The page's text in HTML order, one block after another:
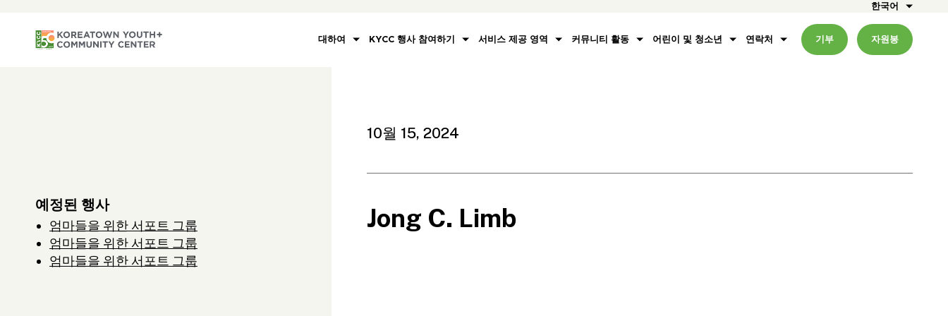
한국어
대하여 KYCC 행사 참여하기 서비스 제공 영역 커뮤니티 활동 어린이 및 청소년 연락처 기부 자원봉
예정된 행사
엄마들을 위한 서포트 그룹
엄마들을 위한 서포트 그룹
엄마들을 위한 서포트 그룹
10월 15, 2024
Jong C. Limb